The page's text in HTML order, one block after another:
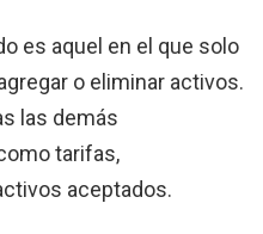
es aquel en el que solo
o eliminar activos.
las demás
tarifas,
aceptados.